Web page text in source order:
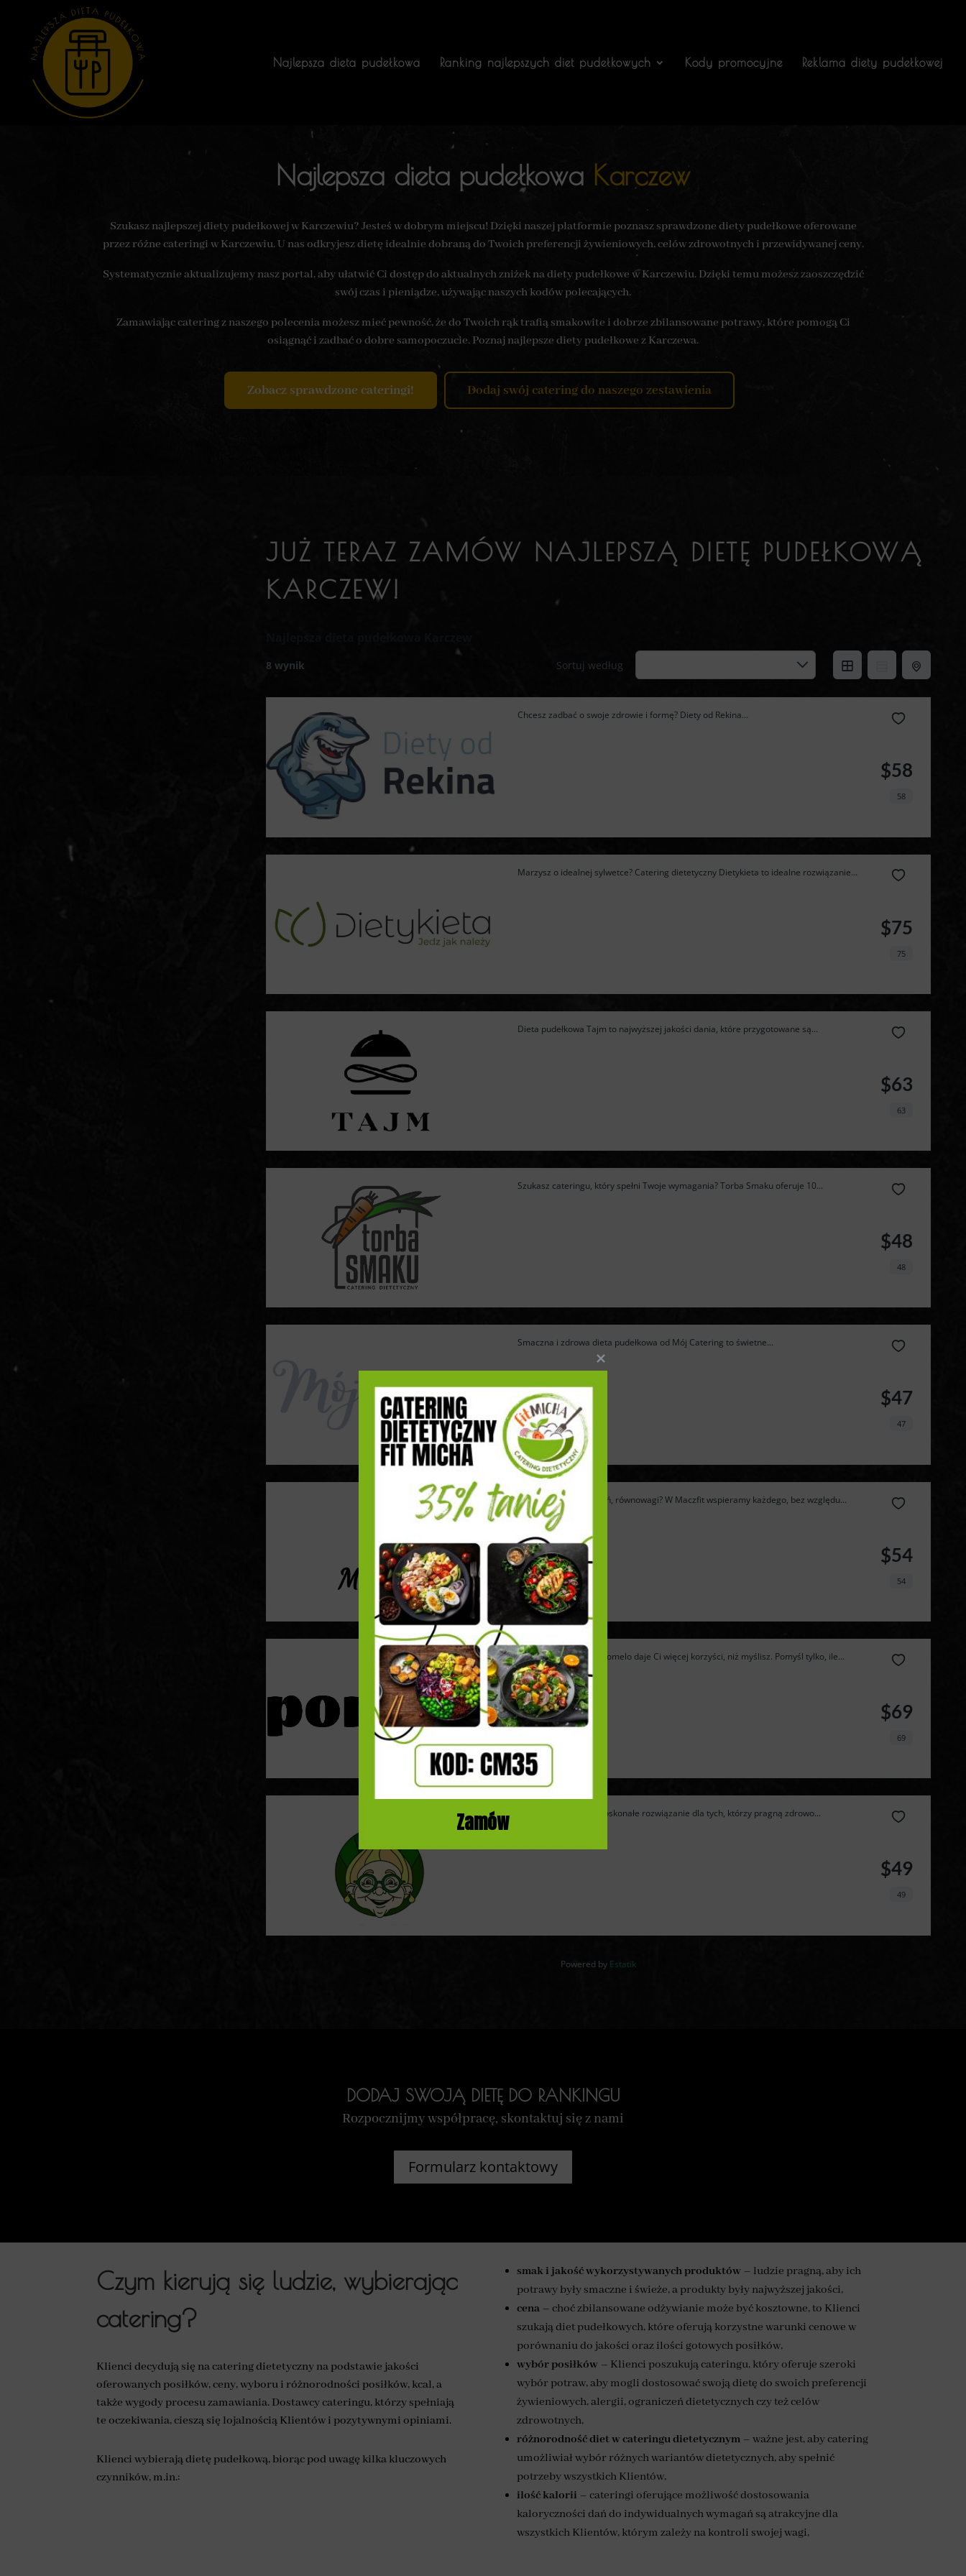
Najlepsza dieta pudełkowa Ranking najlepszych diet pudełkowych Kody promocyjne Reklama diety pudełkowej
Najlepsza dieta pudełkowa Karczew
Szukasz najlepszej diety pudełkowej w Karczewiu? Jesteś w dobrym miejscu! Dzięki naszej platformie poznasz sprawdzone diety pudełkowe oferowane
przez różne cateringi w Karczewiu. U nas odkryjesz dietę idealnie dobraną do Twoich preferencji żywieniowych, celów zdrowotnych i przewidywanej ceny.
Systematycznie aktualizujemy nasz portal, aby ułatwić Ci dostęp do aktualnych zniżek na diety pudełkowe w Karczewiu. Dzięki temu możesz zaoszczędzić
swój czas i pieniądze, używając naszych kodów polecających.
Zamawiając catering z naszego polecenia możesz mieć pewność, że do Twoich rąk trafią smakowite i dobrze zbilansowane potrawy, które pomogą Ci
osiągnąć i zadbać o dobre samopoczucie. Poznaj najlepsze diety pudełkowe z Karczewa.
Zobacz sprawdzone cateringi! Dodaj swój catering do naszego zestawienia
JUŻ TERAZ ZAMÓW NAJLEPSZĄ DIETĘ PUDEŁKOWĄ
KARCZEW!
8 wynik Sortuj według
Chcesz zadbać o swoje zdrowie i formę? Diety od Rekina...
$58
58
Marzysz o idealnej sylwetce? Catering dietetyczny Dietykieta to idealne rozwiązanie...
$75
75
Dieta pudełkowa Tajm to najwyższej jakości dania, które przygotowane są...
$63
63
Szukasz cateringu, który spełni Twoje wymagania? Torba Smaku oferuje 10...
$48
48
Smaczna i zdrowa dieta pudełkowa od Mój Catering to świetne...
$47
47
Głodni wyboru, wyzwań, równowagi? W Maczfit wspieramy każdego, bez względu...
$54
54
Catering dietetyczny Pomelo daje Ci więcej korzyści, niż myślisz. Pomyśl tylko, ile...
$69
69
Catering Cebulka to doskonałe rozwiązanie dla tych, którzy pragną zdrowo...
$49
49
Powered by Estatik
DODAJ SWOJĄ DIETĘ DO RANKINGU
Rozpocznijmy współpracę, skontaktuj się z nami
Formularz kontaktowy
Czym kierują się ludzie, wybierając
catering?
Klienci decydują się na catering dietetyczny na podstawie jakości
oferowanych posiłków, ceny, wyboru i różnorodności posiłków, kcal, a
także wygody procesu zamawiania. Dostawcy cateringu, którzy spełniają
te oczekiwania, cieszą się lojalnością Klientów i pozytywnymi opiniami.
Klienci wybierają dietę pudełkową, biorąc pod uwagę kilka kluczowych
czynników, m.in.:
smak i jakość wykorzystywanych produktów – ludzie pragną, aby ich
potrawy były smaczne i świeże, a produkty były najwyższej jakości,
cena– choć zbilansowane odżywianie może być kosztowne, to Klienci
szukają diet pudełkowych, które oferują korzystne warunki cenowe w
porównaniu do jakości oraz ilości gotowych posiłków,
wybór posiłków – Klienci poszukują cateringu, który oferuje szeroki
wybór potraw, aby mogli dostosować swoją dietę do swoich preferencji
żywieniowych, alergii, ograniczeń dietetycznych czy też celów
zdrowotnych,
różnorodność dietw cateringu dietetycznym– ważne jest, aby catering
umożliwiał wybór różnych wariantów dietetycznych, aby spełnić
potrzeby wszystkich Klientów,
ilość kalorii – cateringi oferujące możliwość dostosowania
kaloryczności dań do indywidualnych wymagań są atrakcyjne dla
wszystkich Klientów, którym zależy na kontroli swojej wagi,
dietę
Zamów